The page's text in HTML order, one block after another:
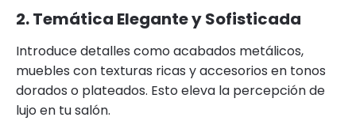
2. Temática Elegante y Sofisticada
Introduce detalles como acabados metálicos,
muebles con texturas ricas y accesorios en tonos
dorados o plateados. Esto eleva la percepción de
lujo en tu salón.